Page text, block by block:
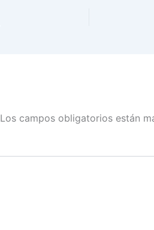
Los campos obligatorios están